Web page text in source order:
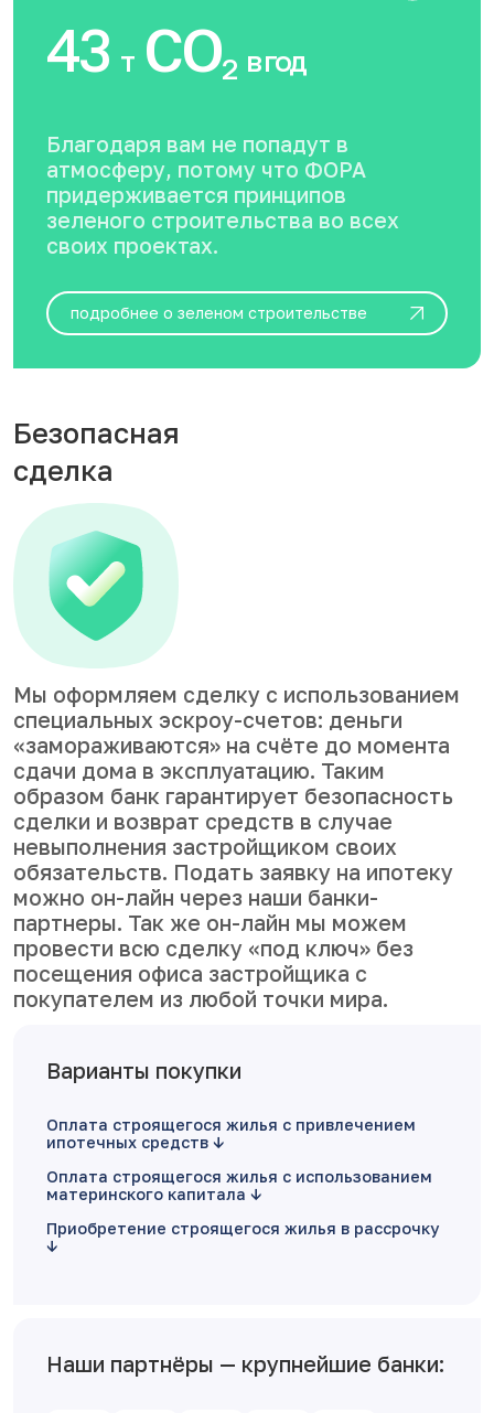
43 тCO2 в год
Благодаря вам не попадут в
атмосферу, потому что ФОРА
придерживается принципов
зеленого строительства во всех
своих проектах.
подробнее о зеленом строительстве
Безопасная
сделка
Мы оформляем сделку с использованием
специальных эскроу-счетов: деньги
«замораживаются» на счёте до момента
сдачи дома в эксплуатацию. Таким
образом банк гарантирует безопасность
сделки и возврат средств в случае
невыполнения застройщиком своих
обязательств. Подать заявку на ипотеку
можно он-лайн через наши банки-
партнеры. Так же он-лайн мы можем
провести всю сделку «под ключ» без
посещения офиса застройщика с
покупателем из любой точки мира.
Варианты покупки
Оплата строящегося жилья с привлечением
ипотечных средств
Оплата строящегося жилья с использованием
материнского капитала
Приобретение строящегося жилья в рассрочку
Наши партнёры — крупнейшие банки: